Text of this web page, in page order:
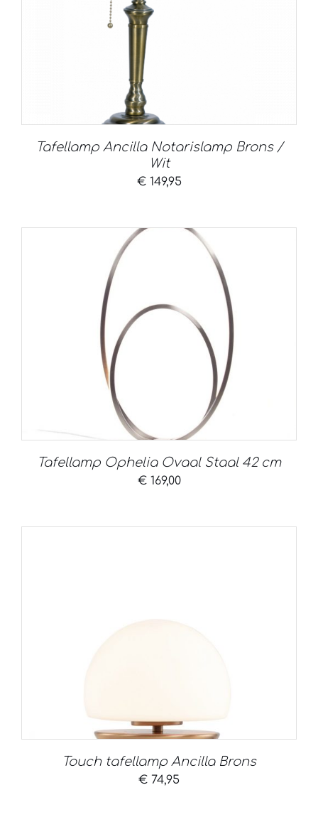
Tafellamp Ancilla Notarislamp Brons /
Wit
€149,95
Tafellamp Ophelia Ovaal Staal 42 cm
€169,00
Touch tafellamp Ancilla Brons
€ 74,95